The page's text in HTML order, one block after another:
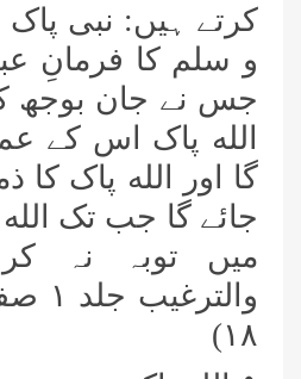
کرتے ہیں: نبی پاک
و سلم کا فرمانِ
جس نے جان بوجھ
الله پاک اس کے
گا اور الله پاک
جائے گا جب تک
میں توبہ نہ
١٨)